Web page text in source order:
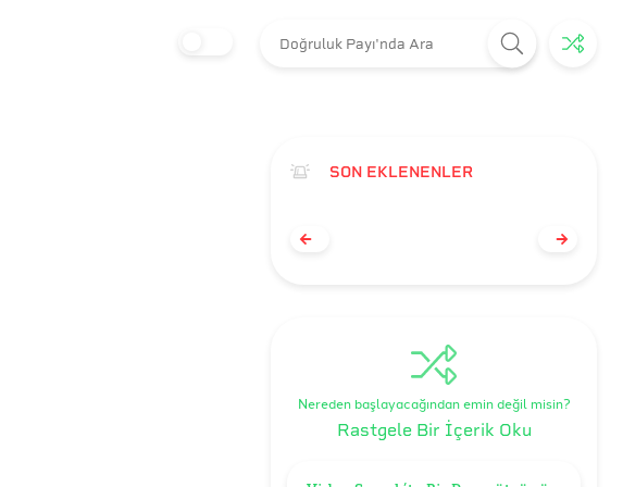
SON EKLENENLER
Nereden başlayacağından emin değil misin?
Rastgele Bir İçerik Oku